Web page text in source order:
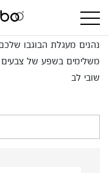
נהנים מעגלת הבוגבו
משלימים בשפע של צבעים
שובי לב